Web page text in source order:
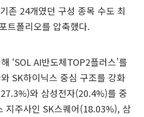
존 24개였던 구성 종목 수도 최
트폴리오를 압축했다.
‘SOL AI반도체TOP2플러스’를
SK하이닉스 중심 구조를 강화
와 삼성전자(20.4%)를 중
지주사인 SK스퀘어(18.03%), 삼